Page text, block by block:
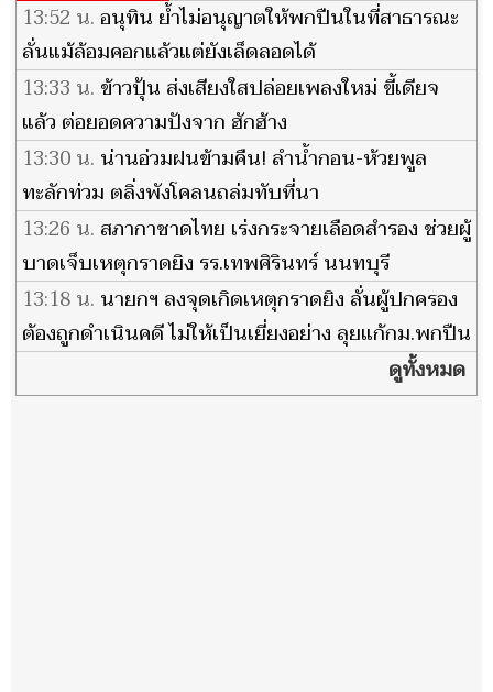
13:52 น.อนุทิน ย้ำไม่อนุญาตให้พกปืนในที่สาธารณะ
ลั่นแม้ล้อมคอกแล้วแต่ยังเล็ดลอดได้
13:33 น. ข้าวปุ้น ส่งเสียงใสปล่อยเพลงใหม่ ขี้เดียจ
แล้ว ต่อยอดความปังจาก ฮักฮ้าง
13:30 น. น่านอ่วมฝนข้ามคืน! ลำน้ำกอน-ห้วยพูล
ทะลักท่วม ตลิ่งพังโคลนถล่มทับที่นา
13:26 น. สภากาชาดไทย เร่งกระจายเลือดสำรอง ช่วยผู้
บาดเจ็บเหตุกราดยิง รร.เทพศิรินทร์ นนทบุรี
13:18 น. นายกฯ ลงจุดเกิดเหตุกราดยิง ลั่นผู้ปกครอง
ต้องถูกดําเนินคดี ไม่ให้เป็นเยี่ยงอย่าง ลุยแก้กม.พกปืน
ดูทั้งหมด